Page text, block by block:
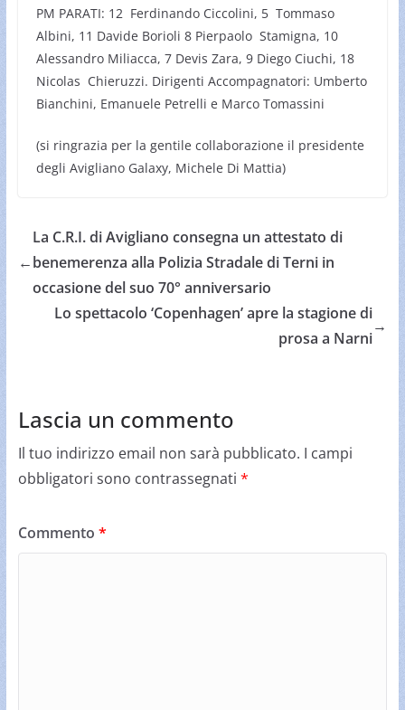
PM PARATI: 12 Ferdinando Ciccolini, 5 Tommaso
Albini, 11 Davide Borioli 8 Pierpaolo Stamigna, 10
Alessandro Miliacca, 7 Devis Zara, 9 Diego Ciuchi, 18
Nicolas Chieruzzi. Dirigenti Accompagnatori: Umberto
Bianchini, Emanuele Petrelli e Marco Tomassini
(si ringrazia per la gentile collaborazione il presidente
degli Avigliano Galaxy, Michele Di Mattia)
←
La C.R.I. di Avigliano consegna un attestato di
benemerenza alla Polizia Stradale di Terni in
occasione del suo 70° anniversario
Lo spettacolo ‘Copenhagen’ apre la stagione di
prosa a Narni
→
Lascia un commento
Il tuo indirizzo email non sarà pubblicato. I campi
obbligatori sono contrassegnati *
Commento *